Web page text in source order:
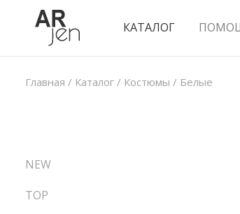
КАТАЛОГ
Главная / Каталог / Костюмы / Белые
NEW
TOP